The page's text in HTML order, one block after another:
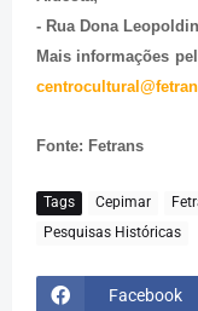
- Rua Dona
Mais informações
Fonte: Fetrans
Tags Cepimar
Pesquisas Históricas
Facebook